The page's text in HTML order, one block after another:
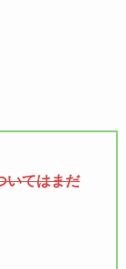
いてはまだ